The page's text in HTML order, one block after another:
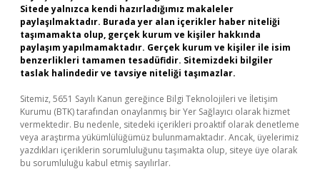
Sitede yalnızca kendi hazırladığımız makaleler
paylaşılmaktadır. Burada yer alan içerikler haber niteliği
taşımamakta olup, gerçek kurum ve kişiler hakkında
paylaşım yapılmamaktadır. Gerçek kurum ve kişiler ile isim
benzerlikleri tamamen tesadüfidir. Sitemizdeki bilgiler
taslak halindedir ve tavsiye niteliği taşımazlar.
Sitemiz, 5651 Sayılı Kanun gereğince Bilgi Teknolojileri ve İletişim
Kurumu (BTK) tarafından onaylanmış bir Yer Sağlayıcı olarak hizmet
vermektedir. Bu nedenle, sitedeki içerikleri proaktif olarak denetleme
veya araştırma yükümlülüğümüz bulunmamaktadır. Ancak, üyelerimiz
yazdıkları içeriklerin sorumluluğunu taşımakta olup, siteye üye olarak
bu sorumluluğu kabul etmiş sayılırlar.